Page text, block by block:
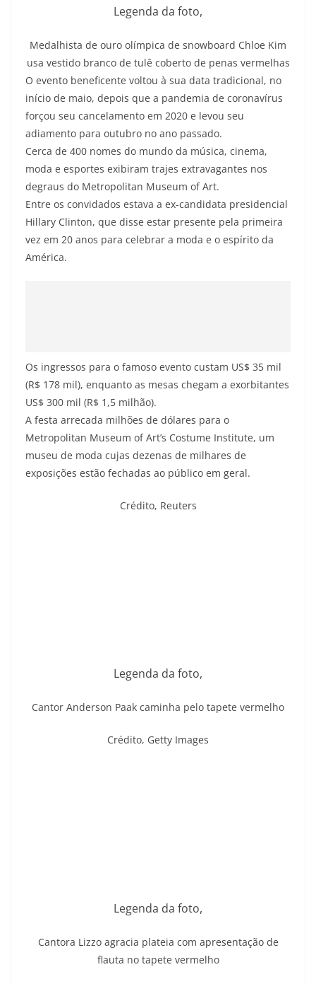
Legenda da foto,
Medalhista de ouro olímpica de snowboard Chloe Kim
usa vestido branco de tulê coberto de penas vermelhas
O evento beneficente voltou à sua data tradicional, no
início de maio, depois que a pandemia de coronavírus
forçou seu cancelamento em 2020 e levou seu
adiamento para outubro no ano passado.
Cerca de 400 nomes do mundo da música, cinema,
moda e esportes exibiram trajes extravagantes nos
degraus do Metropolitan Museum of Art.
Entre os convidados estava a ex-candidata presidencial
Hillary Clinton, que disse estar presente pela primeira
vez em 20 anos para celebrar a moda e o espírito da
América.
Os ingressos para o famoso evento custam US$ 35 mil
(R$ 178 mil), enquanto as mesas chegam a exorbitantes
US$ 300 mil (R$ 1,5 milhão).
A festa arrecada milhões de dólares para o
Metropolitan Museum of Art’s Costume Institute, um
museu de moda cujas dezenas de milhares de
exposições estão fechadas ao público em geral.
Crédito, Reuters
Legenda da foto,
Cantor Anderson Paak caminha pelo tapete vermelho
Crédito, Getty Images
Legenda da foto,
Cantora Lizzo agracia plateia com apresentação de
flauta no tapete vermelho